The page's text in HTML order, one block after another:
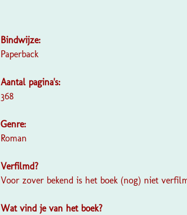
Bindwijze:
Paperback
Aantal pagina's:
368
Genre:
Roman
Verfilmd?
Voor zover bekend is het boek (nog) niet
Wat vind je van het boek?